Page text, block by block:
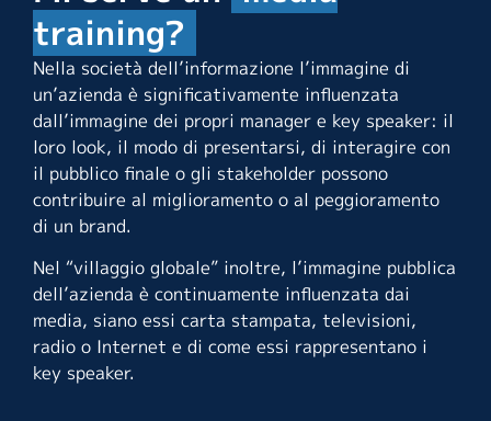
training?
Nella società dell’informazione l’immagine di
un’azienda è significativamente influenzata
dall’immagine dei propri manager e key speaker: il
loro look, il modo di presentarsi, di interagire con
il pubblico finale o gli stakeholder possono
contribuire al miglioramento o al peggioramento
di un brand.
Nel “villaggio globale” inoltre, l’immagine pubblica
dell’azienda è continuamente influenzata dai
media, siano essi carta stampata, televisioni,
radio o Internet e di come essi rappresentano i
key speaker.